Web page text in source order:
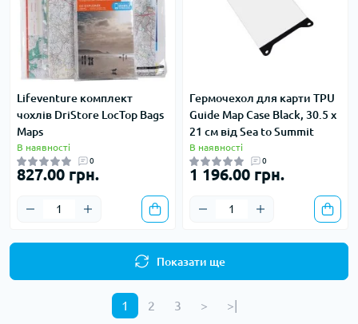
Lifeventure комплект
чохлів DriStore LocTop Bags
Maps
В наявності
0
827.00 грн.
Гермочехол для карти TPU
Guide Map Case Black, 30.5 х
21 см від Sea to Summit
В наявності
0
1 196.00 грн.
Показати ще
1 2 3 > >|